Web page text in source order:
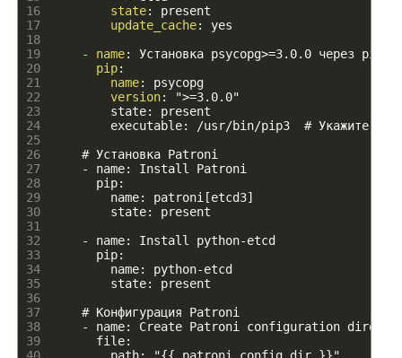
16
17
18
19
20
21
22
23
24
25
26
27
28
29
30
31
32
33
34
35
36
37
38
39
state: present
update_cache: yes
- name: Установка psycopg>=3. 0. 0 через pip
pip:
name: psycopg
version: ">=3. 0. 0"
state: present
executable: /usr/bin/pip3  # Укажите путь
# Установка Patroni
- name: Install Patroni
pip:
name: patroni[etcd3]
state: present
- name: Install python-etcd
pip:
name: python-etcd
state: present
# Конфигурация Patroni
- name: Create Patroni configuration
file: